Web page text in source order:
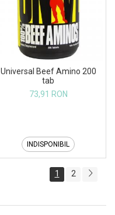
Universal Beef Amino 200
tab
73,91 RON
INDISPONIBIL
1 2